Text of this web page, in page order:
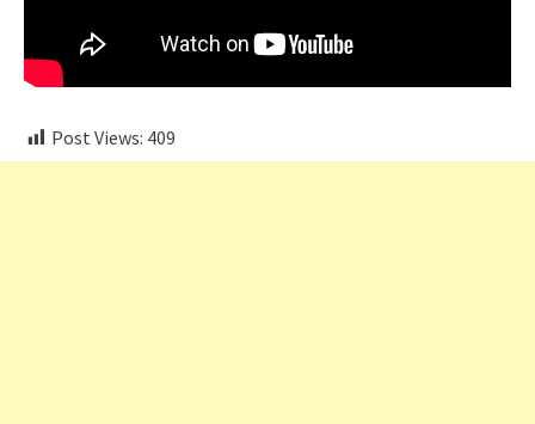
Post Views: 409